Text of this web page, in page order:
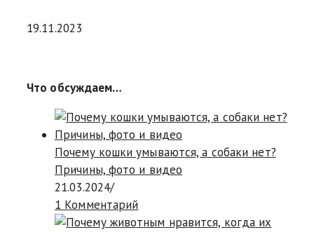
19.11.2023
Что обсуждаем…
Почему кошки умываются, а собаки нет?
Причины, фото и видео
21.03.2024/
1 Комментарий